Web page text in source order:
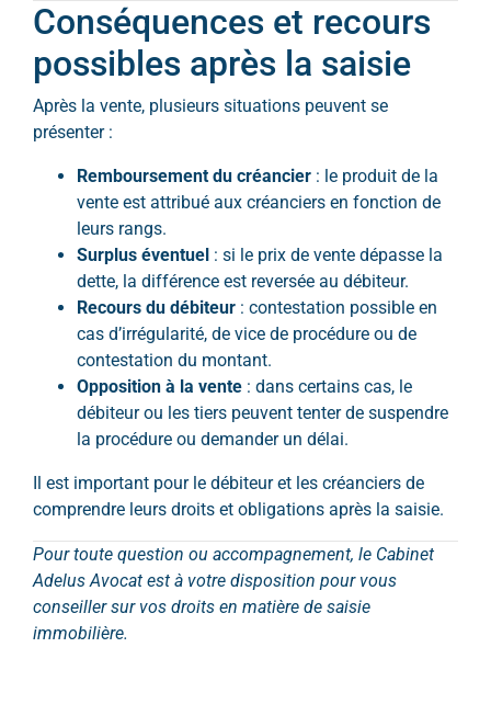
Conséquences et recours
possibles après la saisie
Après la vente, plusieurs situations peuvent se
présenter :
Remboursement du créancier : le produit de la
vente est attribué aux créanciers en fonction de
leurs rangs.
Surplus éventuel : si le prix de vente dépasse la
dette, la différence est reversée au débiteur.
Recours du débiteur : contestation possible en
cas d’irrégularité, de vice de procédure ou de
contestation du montant.
Opposition à la vente : dans certains cas, le
débiteur ou les tiers peuvent tenter de suspendre
la procédure ou demander un délai.
Il est important pour le débiteur et les créanciers de
comprendre leurs droits et obligations après la saisie.
Pour toute question ou accompagnement, le Cabinet
Adelus Avocat est à votre disposition pour vous
conseiller sur vos droits en matière de saisie
immobilière.